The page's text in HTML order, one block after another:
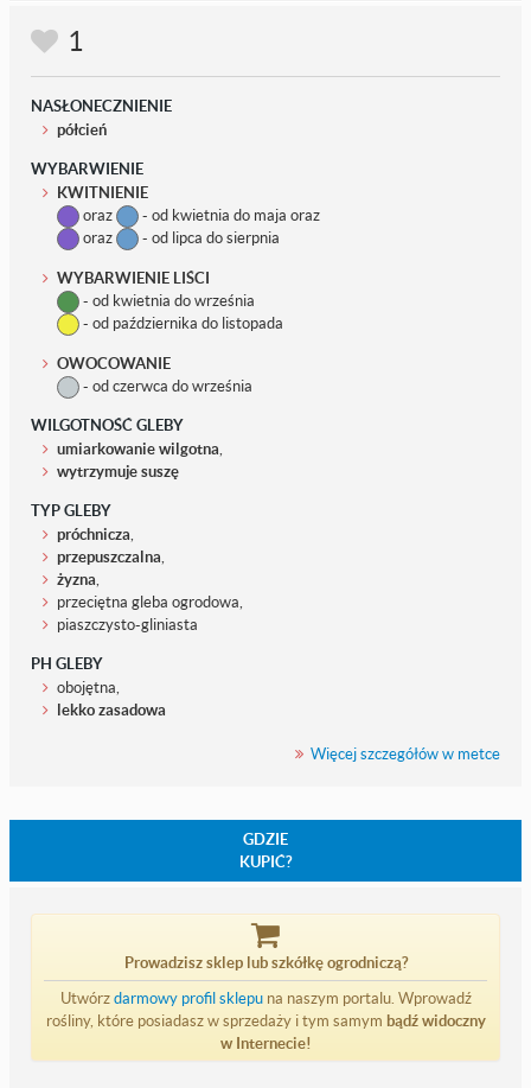
1
NASŁONECZNIENIE
półcień
WYBARWIENIE
KWITNIENIE
oraz
- od kwietnia do maja oraz
oraz
- od lipca do sierpnia
WYBARWIENIE LIŚCI
- od kwietnia do września
- od października do listopada
OWOCOWANIE
- od czerwca do września
WILGOTNOŚĆ GLEBY
umiarkowanie wilgotna,
wytrzymuje suszę
TYP GLEBY
próchnicza,
przepuszczalna,
żyzna,
przeciętna gleba ogrodowa,
piaszczysto-gliniasta
PH GLEBY
obojętna,
lekko zasadowa
Więcej szczegółów w metce
GDZIE
KUPIĆ?
Prowadzisz sklep lub szkółkę ogrodniczą?
Utwórzdarmowy profil sklepuna naszym portalu. Wprowadź
rośliny, które posiadasz w sprzedaży i tym samym bądź widoczny
w Internecie!